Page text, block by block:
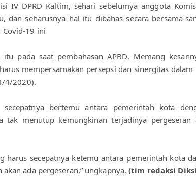
IV DPRD Kaltim, sehari sebelumya anggota
dan seharusnya hal itu dibahas secara bersama-
Covid-19 ini
itu pada saat pembahasan APBD. Memang
mempersamakan persepsi dan sinergitas dalam
4/2020).
secepatnya bertemu antara pemerintah kota
tak menutup kemungkinan terjadinya
harus secepatnya ketemu antara pemerintah kota
ada pergeseran,” ungkapnya. (tim redaksi Diksi